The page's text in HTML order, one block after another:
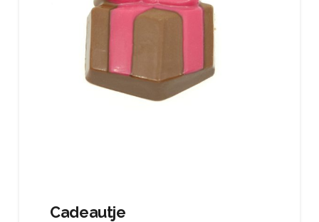
Cadeautje